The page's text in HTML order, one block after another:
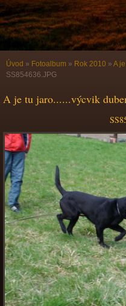
Úvod » Fotoalbum » Rok 2010 » A
SS854636.JPG
A je tu jaro......výcvik